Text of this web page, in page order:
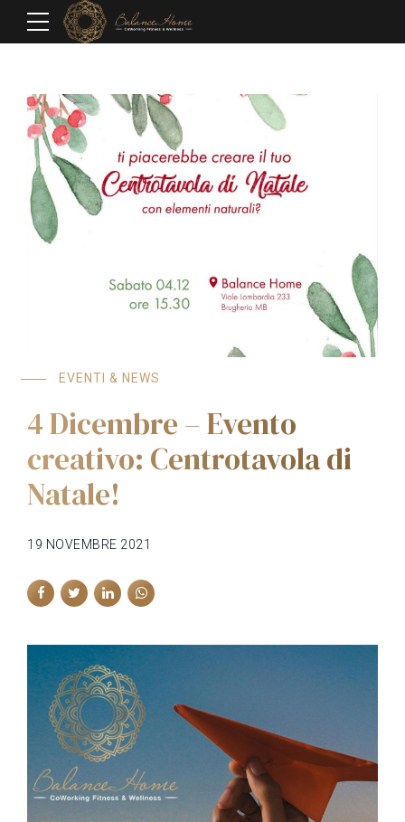
EVENTI & NEWS
4 Dicembre – Evento
creativo: Centrotavola di
Natale!
19 NOVEMBRE 2021